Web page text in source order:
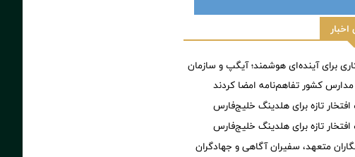
برای آینده‌ای هوشمند؛ آیگپ و سازمان
کشور تفاهم‌نامه امضا کردند
تازه برای هلدینگ خلیج‌فارس
تازه برای هلدینگ خلیج‌فارس
متعهد، سفیران آگاهی و جهادگران